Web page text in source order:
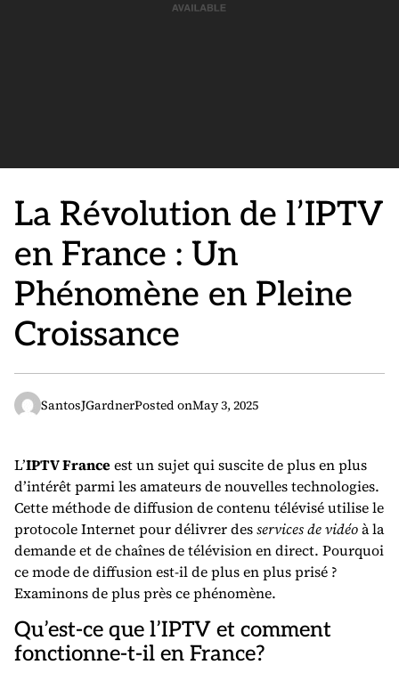
La Révolution de l’IPTV
en France : Un
Phénomène en Pleine
Croissance
SantosJGardnerPosted onMay 3, 2025
L’IPTV Franceest un sujet qui suscite de plus en plus
d’intérêt parmi les amateurs de nouvelles technologies.
Cette méthode de diffusion de contenu télévisé utilise le
protocole Internet pour délivrer desservices de vidéoà la
demande et de chaînes de télévision en direct. Pourquoi
ce mode de diffusion est-il de plus en plus prisé ?
Examinons de plus près ce phénomène.
Qu’est-ce que l’IPTV et comment
fonctionne-t-il en France?